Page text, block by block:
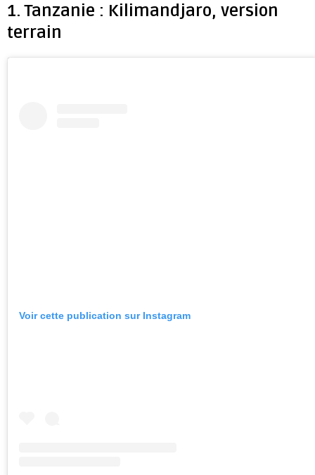
1. Tanzanie : Kilimandjaro, version
terrain
Voir cette publication sur Instagram